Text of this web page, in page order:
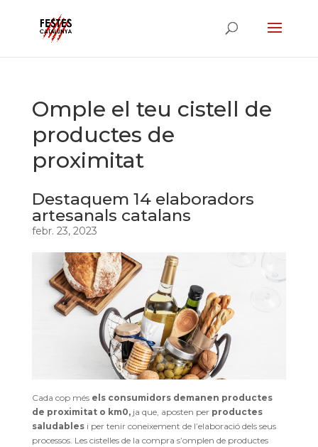
Omple el teu cistell de
productes de
proximitat
Destaquem 14 elaboradors
artesanals catalans
febr. 23, 2023
Cada cop més els consumidors demanen productes
de proximitat o km0,ja que, aposten per productes
saludablesi per tenir coneixement de l’elaboració dels seus
processos. Les cistelles de la compra s’omplen de productes